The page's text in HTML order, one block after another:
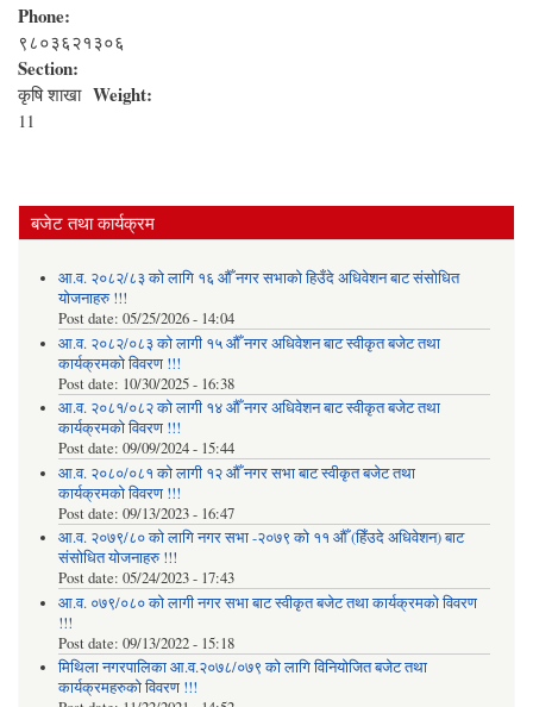
Phone:
९८०३६२१३०६
Section:
कृषि शाखा Weight:
11
बजेट तथा कार्यक्रम
आ.व. २०८२/८३ को लागि १६ औँ नगर सभाको हिउँदे अधिवेशन बाट संसोधित
योजनाहरु !!!
Post date: 05/25/2026 - 14:04
आ.व. २०८२/०८३ को लागी १५ औँ नगर अधिवेशन बाट स्वीकृत बजेट तथा
कार्यक्रमको विवरण !!!
Post date: 10/30/2025 - 16:38
आ.व. २०८१/०८२ को लागी १४ औँ नगर अधिवेशन बाट स्वीकृत बजेट तथा
कार्यक्रमको विवरण !!!
Post date: 09/09/2024 - 15:44
आ.व. २०८०/०८१ को लागी १२ औँ नगर सभा बाट स्वीकृत बजेट तथा
कार्यक्रमको विवरण !!!
Post date: 09/13/2023 - 16:47
आ.व. २०७९/८० को लागि नगर सभा -२०७९ को ११ औँ (हिँउदे अधिवेशन) बाट
संसोधित योजनाहरु !!!
Post date: 05/24/2023 - 17:43
आ.व. ०७९/०८० को लागी नगर सभा बाट स्वीकृत बजेट तथा कार्यक्रमको विवरण
!!!
Post date: 09/13/2022 - 15:18
मिथिला नगरपालिका आ.व.२०७८/०७९ को लागि विनियोजित बजेट तथा
कार्यक्रमहरुको विवरण !!!